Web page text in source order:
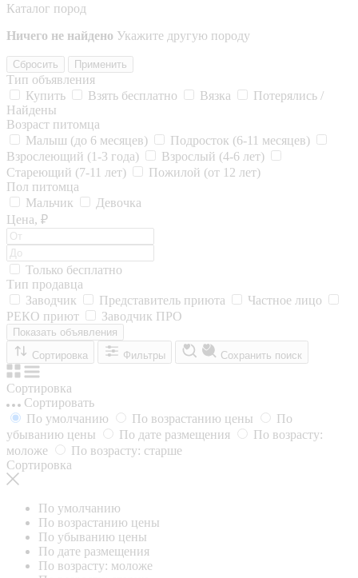
Каталог пород
Ничего не найдено Укажите другую породу
Сбросить Применить
Тип объявления
Купить
Взять бесплатно Вязка
Потерялись /
Найдены
Возраст питомца
Малыш (до 6 месяцев)
Подросток (6-11 месяцев)
Взрослеющий (1-3 года)
Взрослый (4-6 лет)
Стареющий (7-11 лет)
Пожилой (от 12 лет)
Пол питомца
Мальчик
Девочка
Цена, ₽
Только бесплатно
Тип продавца
Заводчик
Представитель приюта
Частное лицо
РЕКО приют
Заводчик ПРО
Показать объявления
Сортировка
Фильтры Сохранить поиск
Сортировка
Сортировать
По умолчанию
По возрастанию цены
По
убыванию цены
По дате размещения
По возрасту:
моложе
По возрасту: старше
Сортировка
По умолчанию
По возрастанию цены
По убыванию цены
По дате размещения
По возрасту: моложе